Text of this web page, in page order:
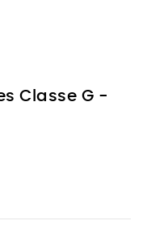
Classe G -